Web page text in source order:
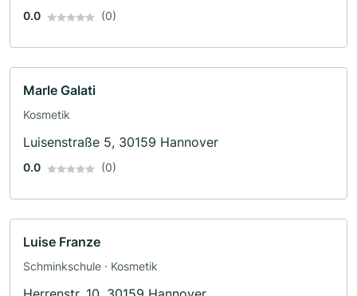
0.0 (0)
Marle Galati
Kosmetik
Luisenstraße 5, 30159 Hannover
0.0 (0)
Luise Franze
Schminkschule · Kosmetik